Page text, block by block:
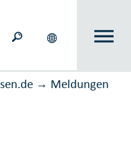
→ Meldungen